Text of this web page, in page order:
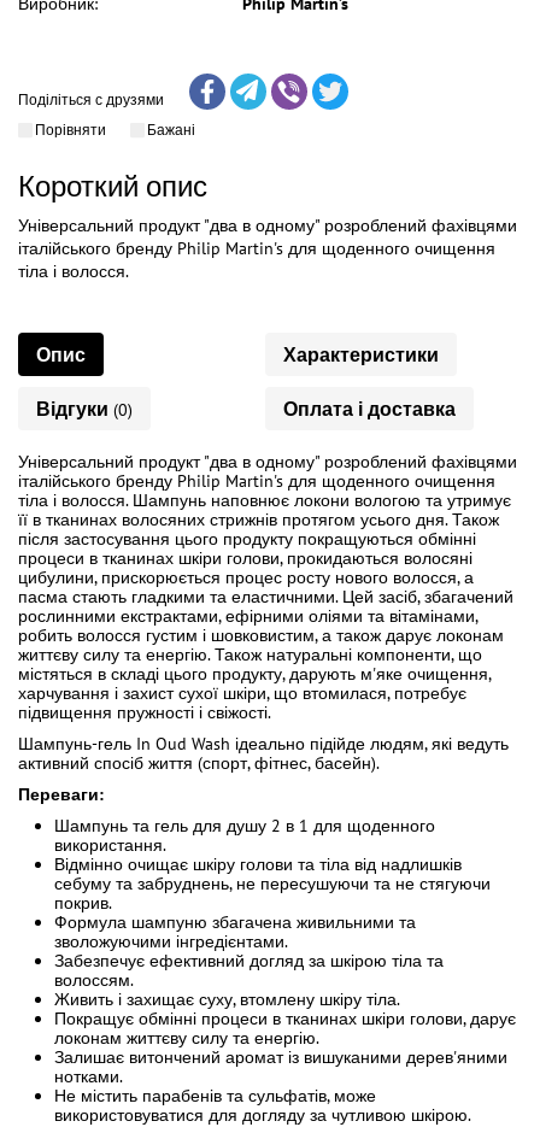
Поділіться с друзями
Порівняти
Бажані
Короткий опис
Універсальний продукт "два в одному" розроблений фахівцями
італійського бренду Philip Martin's для щоденного очищення
тіла і волосся.
Опис Характеристики
Відгуки (0) Оплата і доставка
Універсальний продукт "два в одному" розроблений фахівцями
італійського бренду Philip Martin's для щоденного очищення
тіла і волосся. Шампунь наповнює локони вологою та утримує
її в тканинах волосяних стрижнів протягом усього дня. Також
після застосування цього продукту покращуються обмінні
процеси в тканинах шкіри голови, прокидаються волосяні
цибулини, прискорюється процес росту нового волосся, а
пасма стають гладкими та еластичними. Цей засіб, збагачений
рослинними екстрактами, ефірними оліями та вітамінами,
робить волосся густим і шовковистим, а також дарує локонам
життєву силу та енергію. Також натуральні компоненти, що
містяться в складі цього продукту, дарують м'яке очищення,
харчування і захист сухої шкіри, що втомилася, потребує
підвищення пружності і свіжості.
Шампунь-гель In Oud Wash ідеально підійде людям, які ведуть
активний спосіб життя (спорт, фітнес, басейн).
Переваги:
Шампунь та гель для душу 2 в 1 для щоденного
використання.
Відмінно очищає шкіру голови та тіла від надлишків
себуму та забруднень, не пересушуючи та не стягуючи
покрив.
Формула шампуню збагачена живильними та
зволожуючими інгредієнтами.
Забезпечує ефективний догляд за шкірою тіла та
волоссям.
Живить і захищає суху, втомлену шкіру тіла.
Покращує обмінні процеси в тканинах шкіри голови, дарує
локонам життєву силу та енергію.
Залишає витончений аромат із вишуканими дерев'яними
нотками.
Не містить парабенів та сульфатів, може
використовуватися для догляду за чутливою шкірою.